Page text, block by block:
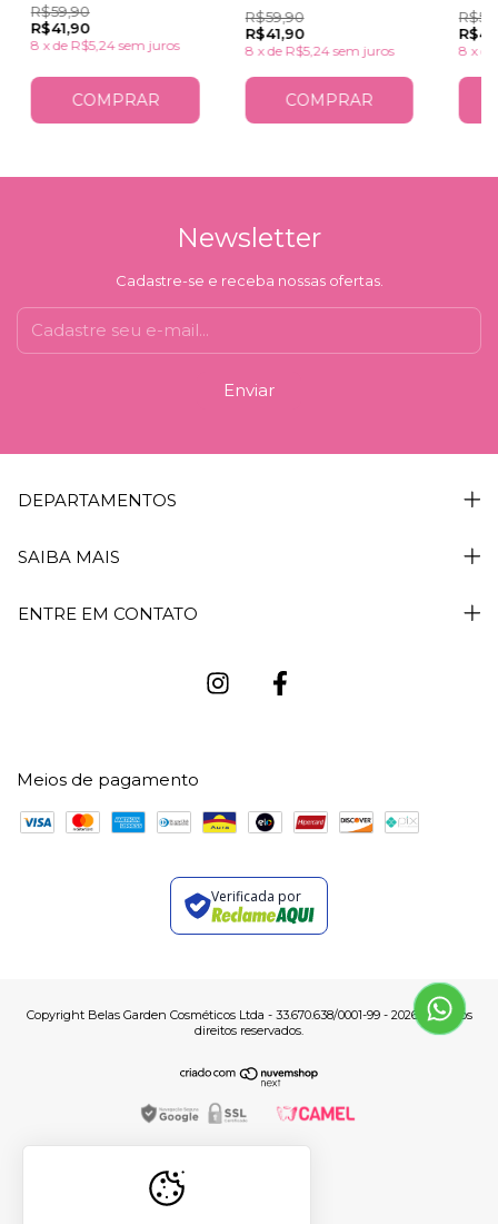
R$59,90
R$41,90
8 xde R$5,24 sem juros
R$59,90
R$41,90
8 xde R$5,24 sem juros 8 xde
Newsletter
Cadastre-se e receba nossas ofertas.
DEPARTAMENTOS
SAIBA MAIS
ENTRE EM CONTATO
Meios de pagamento
Verificada por
Copyright Belas Garden Cosméticos Ltda - 33.670.638/0001-99 - 2026. Todos os
direitos reservados.